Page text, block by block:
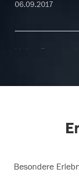
06.09.2017
Lieber Bernd,
Besondere